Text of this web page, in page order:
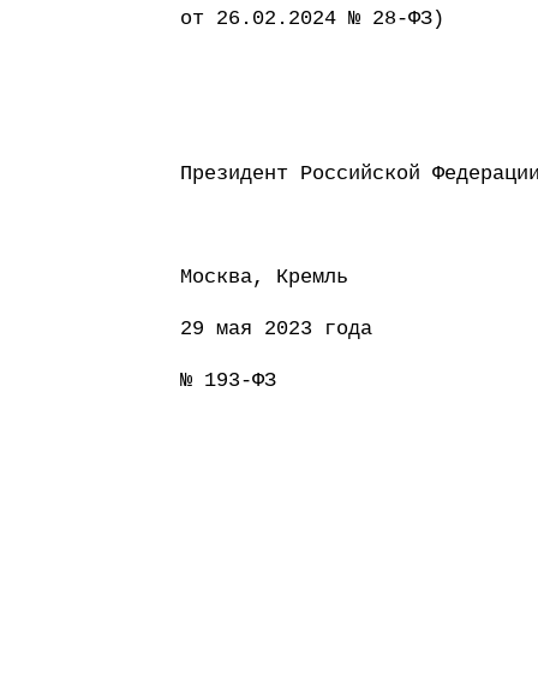
от 26.02.2024 № 28-ФЗ)
Президент
Москва, Кремль
29 мая 2023 года
№ 193-ФЗ